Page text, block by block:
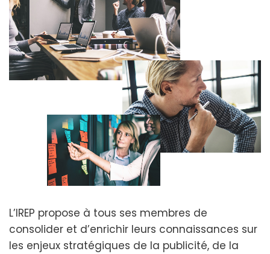
L’IREP propose à tous ses membres de
consolider et d’enrichir leurs connaissances sur
les enjeux stratégiques de la publicité, de la